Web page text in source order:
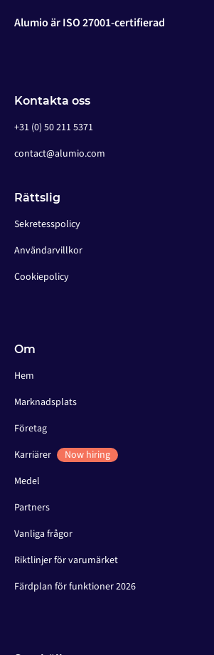
Alumio är ISO 27001-certifierad
Kontakta oss
+31 (0) 50 211 5371
contact@alumio.com
Rättslig
Sekretesspolicy
Användarvillkor
Cookiepolicy
Om
Hem
Marknadsplats
Företag
Karriärer
Now hiring
Medel
Partners
Vanliga frågor
Riktlinjer för varumärket
Färdplan för funktioner 2026